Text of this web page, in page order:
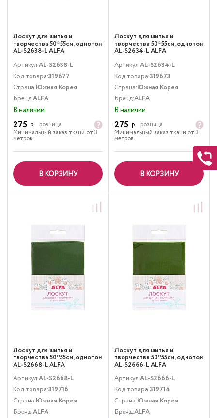
Лоскут для шитья и
творчества 50*55см, однотон
AL-S2638-L ALFA
Артикул:AL-S2638-L
Код товара:319677
Страна:Южная Корея
Бренд:ALFA
В наличии
275 р.
розница
Минимальный заказ ткани от 3
метров
В КОРЗИНУ
Лоскут для шитья и
творчества 50*55см, однотон
AL-S2634-L ALFA
Артикул:AL-S2634-L
Код товара:319673
Страна:Южная Корея
Бренд:ALFA
В наличии
275 р.
розница
Минимальный заказ ткани от 3
метров
В КОРЗИНУ
Лоскут для шитья и
творчества 50*55см, однотон
AL-S2668-L ALFA
Артикул:AL-S2668-L
Код товара:319716
Страна:Южная Корея
Бренд:ALFA
Лоскут для шитья и
творчества 50*55см, однотон
AL-S2666-L ALFA
Артикул:AL-S2666-L
Код товара:319714
Страна:Южная Корея
Бренд:ALFA